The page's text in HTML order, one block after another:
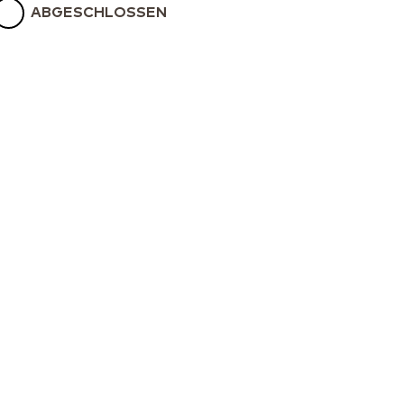
ABGESCHLOSSEN